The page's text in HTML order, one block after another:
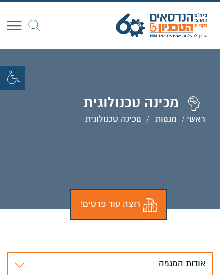
חפש
מכינה טכנולוגית
ראשי מגמות מכינה טכנולוגית
רוצה עוד פרטים!
אודות המגמה